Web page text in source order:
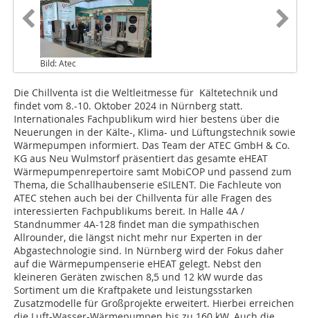
Bild: Atec
Die Chillventa ist die Weltleitmesse für Kältetechnik und
findet vom 8.-10. Oktober 2024 in Nürnberg statt.
Internationales Fachpublikum wird hier bestens über die
Neuerungen in der Kälte-, Klima- und Lüftungstechnik sowie
Wärmepumpen informiert. Das Team der ATEC GmbH & Co.
KG aus Neu Wulmstorf präsentiert das gesamte eHEAT
Wärmepumpenrepertoire samt MobiCOP und passend zum
Thema, die Schallhaubenserie eSILENT. Die Fachleute von
ATEC stehen auch bei der Chillventa für alle Fragen des
interessierten Fachpublikums bereit. In Halle 4A /
Standnummer 4A-128 findet man die sympathischen
Allrounder, die längst nicht mehr nur Experten in der
Abgastechnologie sind. In Nürnberg wird der Fokus daher
auf die Wärmepumpenserie eHEAT gelegt. Nebst den
kleineren Geräten zwischen 8,5 und 12 kW wurde das
Sortiment um die Kraftpakete und leistungsstarken
Zusatzmodelle für Großprojekte erweitert. Hierbei erreichen